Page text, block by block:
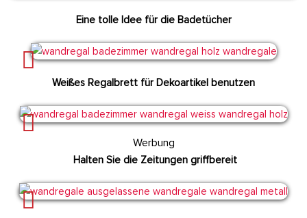
Eine tolle Idee für die Badetücher
Weißes Regalbrett für Dekoartikel benutzen
Werbung
Halten Sie die Zeitungen griffbereit